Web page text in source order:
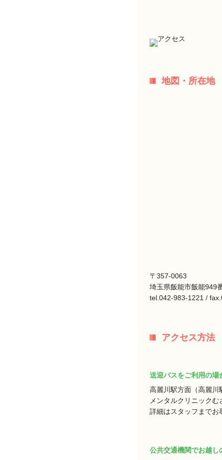
地図・所在地
〒357-0063
埼玉県飯能市飯能949
tel.042-983-1221 /
アクセス方法
送迎バスをご利用の場
高麗川駅方面（高麗川
メンタルクリニック
詳細はスタッフまでお
公共交通機関でお越し